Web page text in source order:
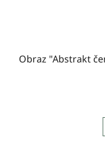
Obraz "Abstrakt